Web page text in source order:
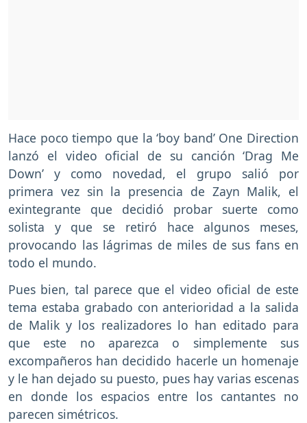
Hace poco tiempo que la ‘boy band’ One Direction
lanzó el video oficial de su canción ‘Drag Me
Down’ y como novedad, el grupo salió por
primera vez sin la presencia de Zayn Malik, el
exintegrante que decidió probar suerte como
solista y que se retiró hace algunos meses,
provocando las lágrimas de miles de sus fans en
todo el mundo.
Pues bien, tal parece que el video oficial de este
tema estaba grabado con anterioridad a la salida
de Malik y los realizadores lo han editado para
que este no aparezca o simplemente sus
excompañeros han decidido hacerle un homenaje
y le han dejado su puesto, pues hay varias escenas
en donde los espacios entre los cantantes no
parecen simétricos.